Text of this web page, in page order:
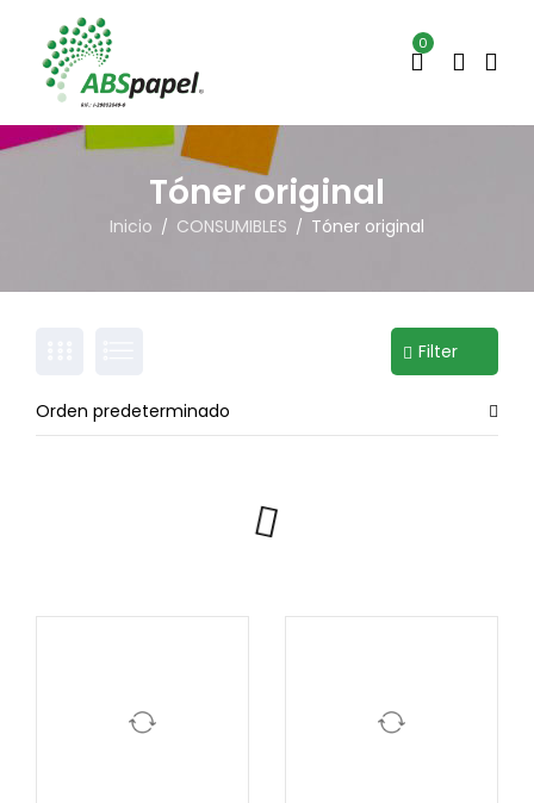
0
Tóner original
Inicio / CONSUMIBLES / Tóner original
Filter
Orden predeterminado